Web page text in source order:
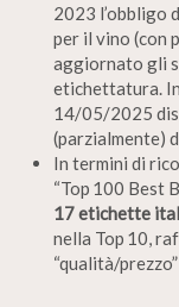
2023 l’obbligo
per il vino (con
aggiornato gli
etichettatura.
14/05/2025
(parzialmente)
In termini di
“Top 100 Best
17 etichette
nella Top 10,
“qualità/